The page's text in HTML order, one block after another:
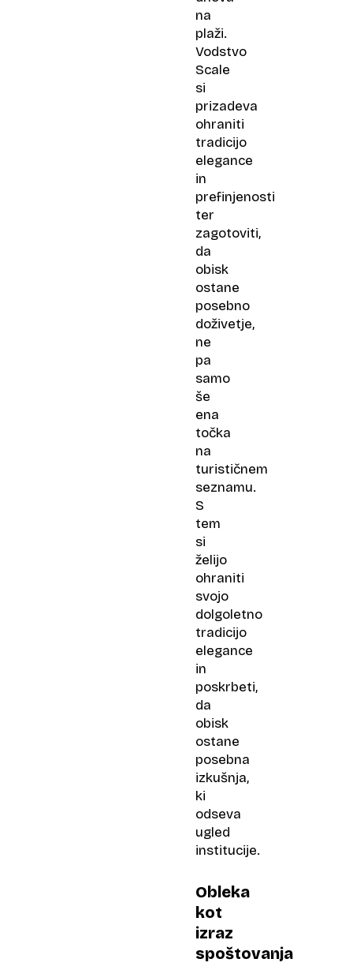
na
plaži.
Vodstvo
Scale
si
prizadeva
ohraniti
tradicijo
elegance
in
prefinjenosti
ter
zagotoviti,
da
obisk
ostane
posebno
doživetje,
ne
pa
samo
še
ena
točka
na
turističnem
seznamu.
S
tem
si
želijo
ohraniti
svojo
dolgoletno
tradicijo
elegance
in
poskrbeti,
da
obisk
ostane
posebna
izkušnja,
ki
odseva
ugled
institucije.
Obleka
kot
izraz
spoštovanja